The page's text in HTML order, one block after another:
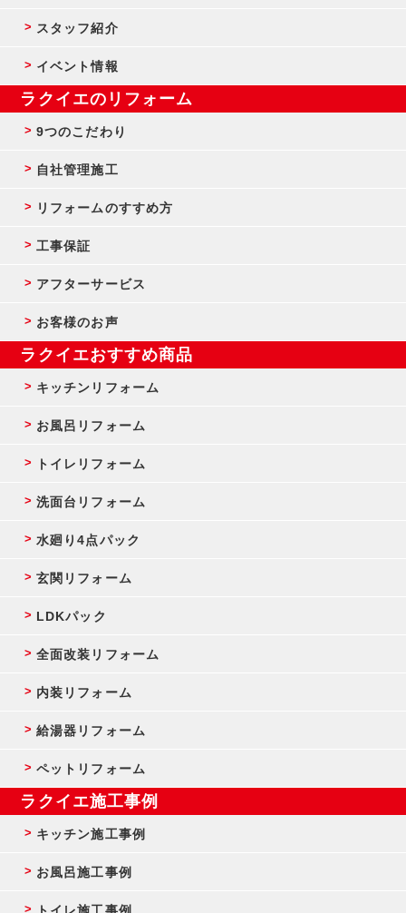
スタッフ紹介
イベント情報
ラクイエのリフォーム
9つのこだわり
自社管理施工
リフォームのすすめ方
工事保証
アフターサービス
お客様のお声
ラクイエおすすめ商品
キッチンリフォーム
お風呂リフォーム
トイレリフォーム
洗面台リフォーム
水廻り4点パック
玄関リフォーム
LDKパック
全面改装リフォーム
内装リフォーム
給湯器リフォーム
ペットリフォーム
ラクイエ施工事例
キッチン施工事例
お風呂施工事例